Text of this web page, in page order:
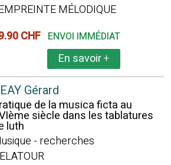
MÉLODIQUE
CHF ENVOI IMMÉDIAT
En savoir+
Gérard
de la musica ficta au
siècle dans les tablatures
luth
- recherches